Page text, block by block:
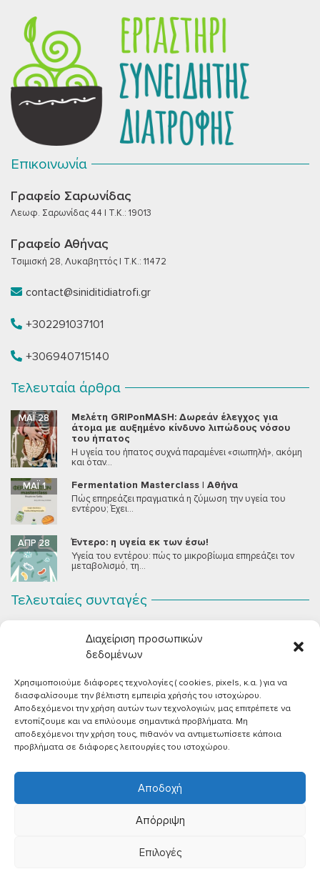
Διαχείριση προσωπικών
δεδομένων
Χρησιμοποιούμε διάφορες τεχνολογίες ( cookies, pixels, κ.α. ) για να
διασφαλίσουμε την βέλτιστη εμπειρία χρήσής του ιστοχώρου.
Αποδεχόμενοι την χρήση αυτών των τεχνολογιών, μας επιτρέπετε να
εντοπίζουμε και να επιλύουμε σημαντικά προβλήματα. Μη
αποδεχόμενοι την χρήση τους, πιθανόν να αντιμετωπίσετε κάποια
προβλήματα σε διάφορες λειτουργίες του ιστοχώρου.
Αποδοχή
Απόρριψη
Επιλογές
Επικοινωνία
Γραφείο Σαρωνίδας
Λεωφ. Σαρωνίδας 44 | T.K.: 19013
Γραφείο Αθήνας
Τσιμισκή 28, Λυκαβηττός | T.K.: 11472
contact@siniditidiatrofi.gr
+302291037101
+306940715140
Τελευταία άρθρα
Μελέτη GRIPonMASH: Δωρεάν έλεγχος για
άτομα με αυξημένο κίνδυνο λιπώδους νόσου
του ήπατος
ΜΆΙ 28
Η υγεία του ήπατος συχνά παραμένει «σιωπηλή», ακόμη
και όταν...
Fermentation Masterclass | Αθήνα
ΜΆΙ 1
Πώς επηρεάζει πραγματικά η ζύμωση την υγεία του
εντέρου; Έχει...
Έντερο: η υγεία εκ των έσω!
ΑΠΡ 28
Υγεία του εντέρου: πώς το μικροβίωμα επηρεάζει τον
μεταβολισμό, τη...
Τελευταίες συνταγές
Μια μους σοκολάτας για όλους εμάς που θέλουμε να
συστήσουμε...
Vegan Χωριάτικη Σαλάτα με Φέτα από Τόφου
ΙΟΎΝ 26
Καλοκαίρι, ζεστάρα και “χωριάτικη” σαλάτα! Έχοντας
μεγαλώσει με αυτό το...
Πικάντικες πέννες με ντομάτα
ΙΟΎΝ 18